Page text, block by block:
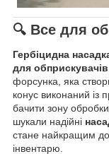
🔍 Все для
Гербіцидна
для обприскувачів
форсунка, яка
конус виконаний із
бачити зону
шукали надійні
стане найкращим
інвентарю.